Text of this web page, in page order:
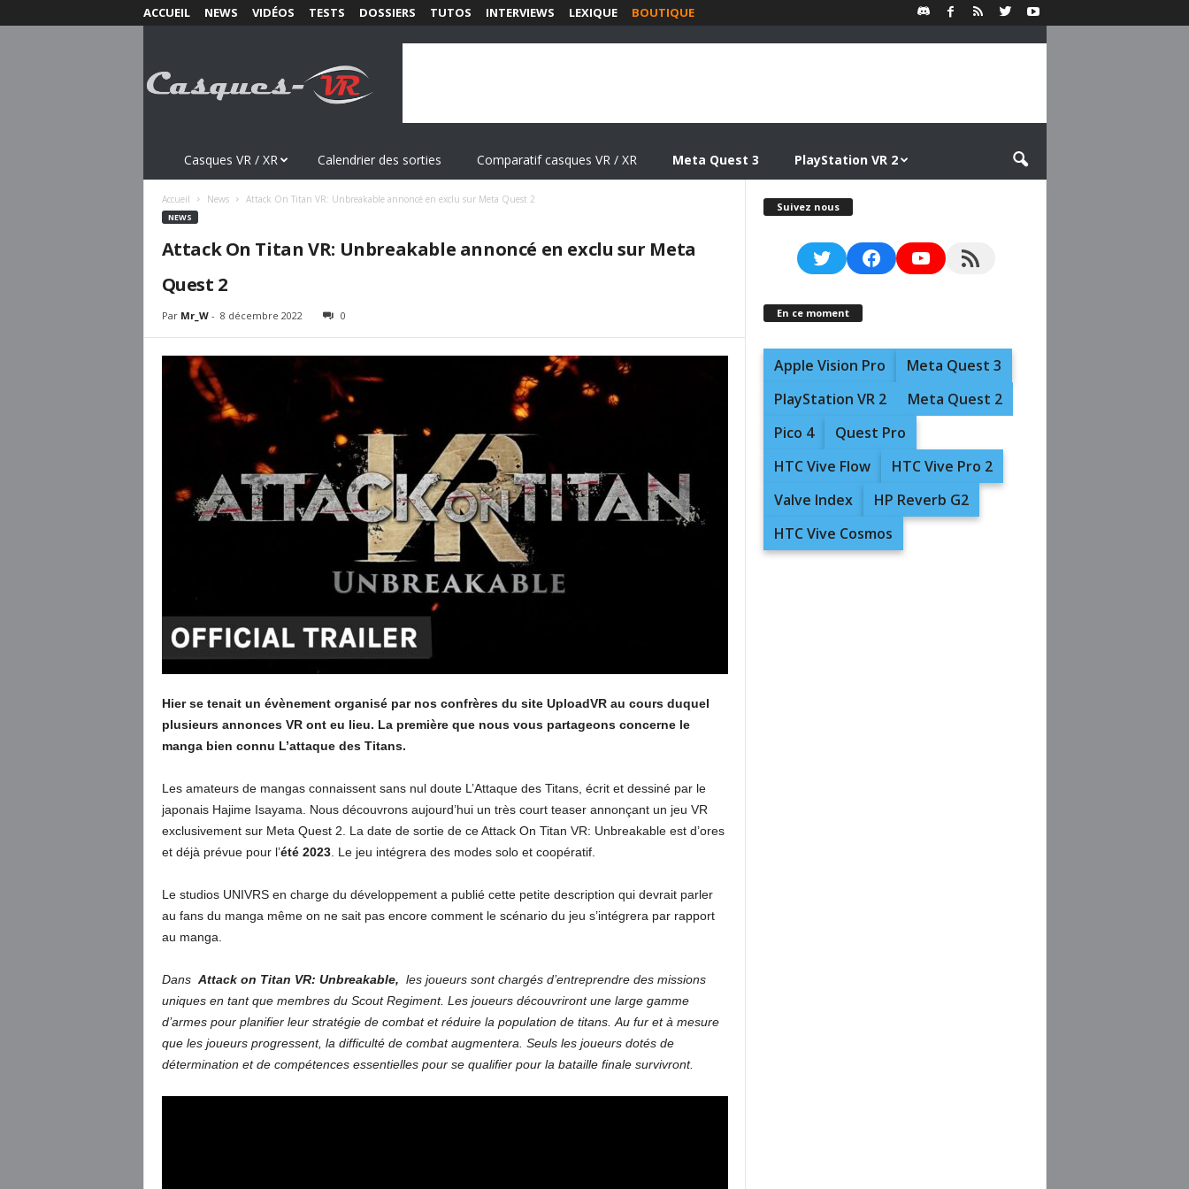
ACCUEIL NEWS VIDÉOS TESTS DOSSIERS TUTOS INTERVIEWS LEXIQUE BOUTIQUE
s
Casques VR / XR Calendrier des sorties Comparatif casques VR / XR Meta Quest 3 PlayStation VR 2
Accueil News Attack On Titan VR: Unbreakable annoncé en exclu sur Meta Quest 2
NEWS
Attack On Titan VR: Unbreakable annoncé en exclu sur Meta
Quest 2
Par Mr_W- 8 décembre 2022 0
Hier se tenait un évènement organisé par nos confrères du site UploadVR au cours duquel
plusieurs annonces VR ont eu lieu. La première que nous vous partageons concerne le
manga bien connu L’attaque des Titans.
Les amateurs de mangas connaissent sans nul doute L’Attaque des Titans, écrit et dessiné par le
japonais Hajime Isayama. Nous découvrons aujourd’hui un très court teaser annonçant un jeu VR
exclusivement sur Meta Quest 2. La date de sortie de ce Attack On Titan VR: Unbreakable est d’ores
et déjà prévue pour l’été 2023. Le jeu intégrera des modes solo et coopératif.
Le studios UNIVRS en charge du développement a publié cette petite description qui devrait parler
au fans du manga même on ne sait pas encore comment le scénario du jeu s’intégrera par rapport
au manga.
Dans Attack on Titan VR: Unbreakable, les joueurs sont chargés d’entreprendre des missions
uniques en tant que membres du Scout Regiment. Les joueurs découvriront une large gamme
d’armes pour planifier leur stratégie de combat et réduire la population de titans. Au fur et à mesure
que les joueurs progressent, la difficulté de combat augmentera. Seuls les joueurs dotés de
détermination et de compétences essentielles pour se qualifier pour la bataille finale survivront.
Suivez nous
TwitterFacebookYouTubeRSS Feed
En ce moment
Apple Vision Pro
Meta Quest 3
PlayStation VR 2
Meta Quest 2
Pico 4
Quest Pro
HTC Vive Flow
HTC Vive Pro 2
Valve Index
HP Reverb G2
HTC Vive Cosmos